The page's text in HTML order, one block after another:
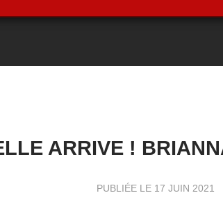
ARRIVE !
PUBLIÉE LE 17 JUIN 2021